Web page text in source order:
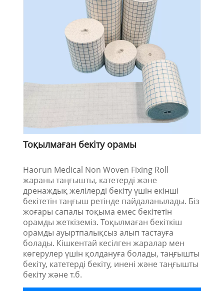
Тоқылмаған бекіту орамы
Haorun Medical Non Woven Fixing Roll
жараны таңғышты, катетерді және
дренаждық желілерді бекіту үшін екінші
бекітетін таңғыш ретінде пайдаланылады. Біз
жоғары сапалы тоқыма емес бекітетін
орамды жеткіземіз. Тоқылмаған бекіткіш
орамды ауыртпалықсыз алып тастауға
болады. Кішкентай кесілген жаралар мен
көгерулер үшін қолдануға болады, таңғышты
бекіту, катетерді бекіту, инені және таңғышты
бекіту және т.б.